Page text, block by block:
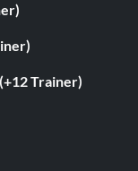
Trainer)